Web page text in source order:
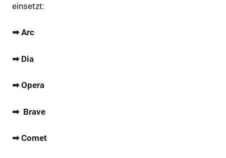
einsetzt:
➡ Arc
➡ Dia
➡ Opera
➡ Brave
➡ Comet